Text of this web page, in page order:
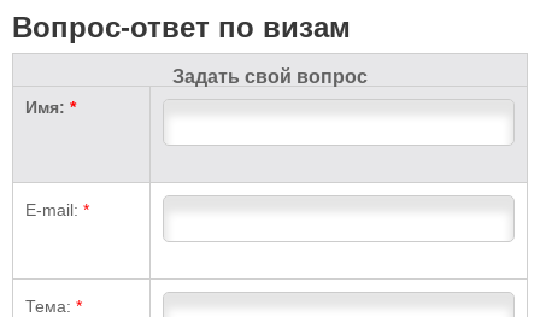
Вопрос-ответ по визам
Задать свой вопрос
Имя: *
E-mail: *
Тема: *